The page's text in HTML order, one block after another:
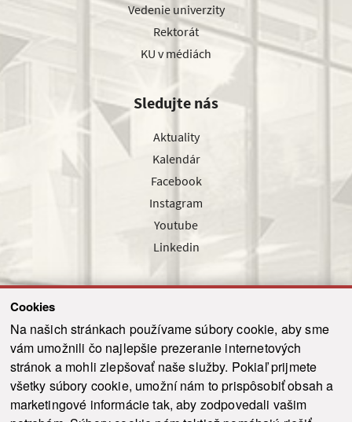
Cookies
Na našich stránkach používame súbory cookie, aby sme
vám umožnili čo najlepšie prezeranie internetových
stránok a mohli zlepšovať naše služby. Pokiaľ prijmete
všetky súbory cookie, umožní nám to prispôsobiť obsah a
marketingové informácie tak, aby zodpovedali vašim
Vedenie univerzity
Rektorát
KU v médiách
Sledujte nás
Aktuality
Kalendár
Facebook
Instagram
Youtube
Linkedin
Odoslať